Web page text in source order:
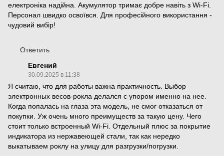
електроніка надійна. Акумулятор тримає добре навіть з Wi-Fi.
Персонал швидко освоївся. Для професійного використання -
чудовий вибір!
Ответить
Евгений
30.09.2025 в 11:38
Я считаю, что для работы важна практичность. Выбор
электронных весов-рокла делался с упором именно на нее.
Когда попалась на глаза эта модель, не смог отказаться от
покупки. Уж очень много преимуществ за такую цену. Чего
стоит только встроенный Wi-Fi. Отдельный плюс за покрытие
индикатора из нержавеющей стали, так как нередко
выкатываем роклу на улицу для разгрузки/погрузки.